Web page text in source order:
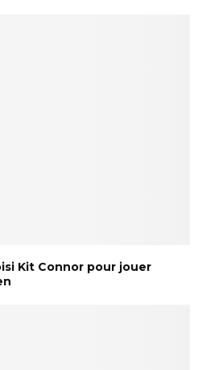
Kit Connor pour jouer